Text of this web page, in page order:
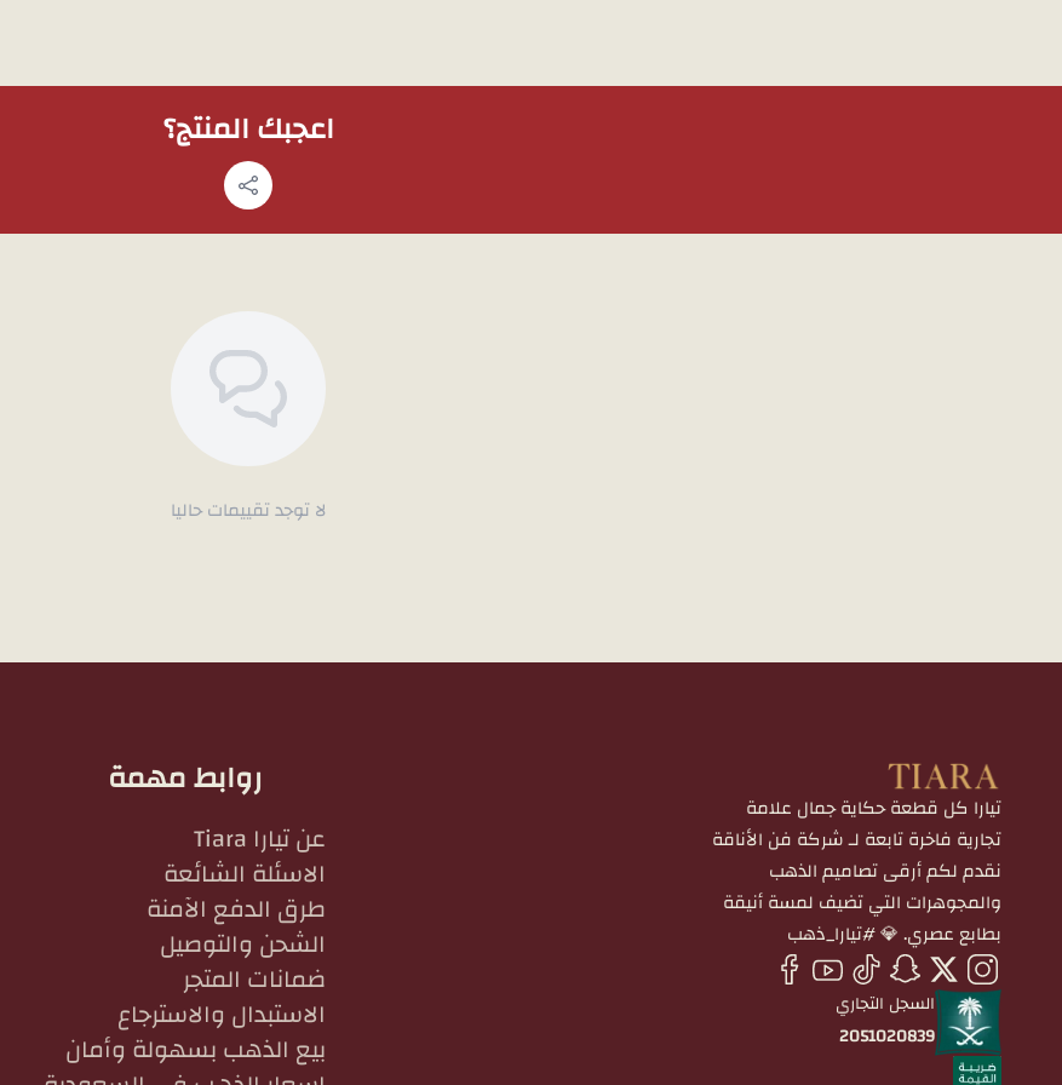
اعجبك المنتج؟
لا توجد تقييمات حاليا
تيارا كل قطعة حكاية جمال علامة
تجارية فاخرة تابعة لـ شركة فن الأناقة
نقدم لكم أرقى تصاميم الذهب
والمجوهرات التي تضيف لمسة أنيقة
بطابع عصري. 💎 #تيارا_ذهب
السجل التجاري
2051020839
روابط مهمة
عن تيارا Tiara
الاسئلة الشائعة
طرق الدفع الآمنة
الشحن والتوصيل
ضمانات المتجر
الاستبدال والاسترجاع
بيع الذهب بسهولة وأمان